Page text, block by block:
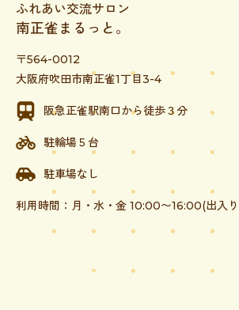
ふれあい交流サロン
南正雀まるっと。
〒564-0012
大阪府吹田市南正雀1丁目3-4
阪急正雀駅南口から徒歩３分
駐輪場５台
駐車場なし
利用時間：月・水・金 10:00〜16:00(出入